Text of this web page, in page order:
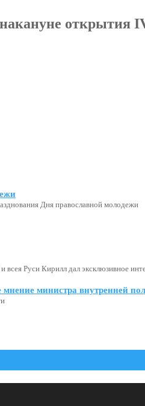
Дня православной молодежи
Руси Кирилл дал эксклюзивное
министра внутренней